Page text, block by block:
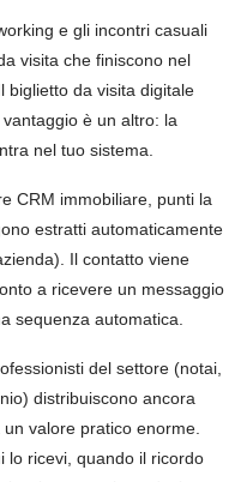
e gli incontri casuali
visita che finiscono nel
biglietto da visita digitale
è un altro: la
nel tuo sistema.
CRM immobiliare, punti la
estratti automaticamente
Il contatto viene
a ricevere un messaggio
sequenza automatica.
del settore (notai,
distribuiscono ancora
valore pratico enorme.
lo ricevi, quando il ricordo